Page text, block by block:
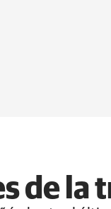
de la